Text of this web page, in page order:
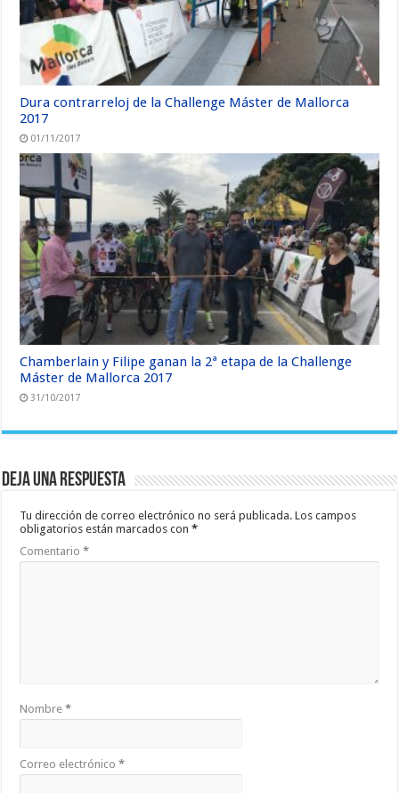
Dura contrarreloj de la Challenge Máster de Mallorca
2017
01/11/2017
Chamberlain y Filipe ganan la 2ª etapa de la Challenge
Máster de Mallorca 2017
31/10/2017
Deja una respuesta
Tu dirección de correo electrónico no será publicada. Los campos
obligatorios están marcados con*
Comentario*
Nombre*
Correo electrónico*